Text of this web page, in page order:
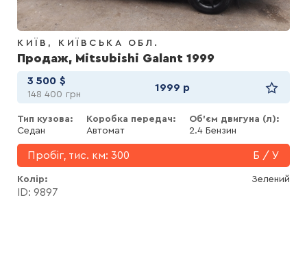
КИЇВ КИЇВСЬКА ОБЛ.
Продаж, Mitsubishi Galant 1999
3 500 $
148 400 грн
1999 р
Тип кузова:
Седан
Коробка передач:
Автомат
Об'єм двигуна (л):
2.4 Бензин
Пробіг, тис. км: 300 Б / У
Колір Зелений
ID: 9897